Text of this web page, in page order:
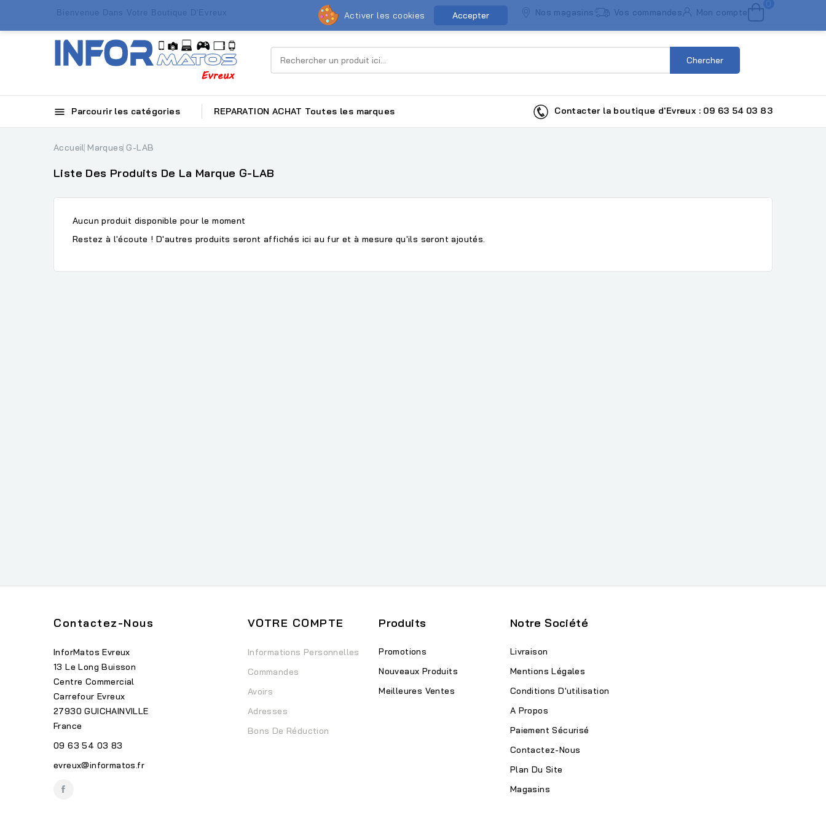
Bienvenue Dans Votre Boutique D'Evreux Nos magasins Vos commandes Mon compte
0
Chercher
 Parcourir les catégories REPARATION ACHAT Toutes les marques Contacter la boutique d'Evreux : 09 63 54 03 83
Accueil Marques G-LAB
Liste Des Produits De La Marque G-LAB
Aucun produit disponible pour le moment
Restez à l'écoute ! D'autres produits seront affichés ici au fur et à mesure qu'ils seront ajoutés.
Contactez-Nous
InforMatos Evreux
13 Le Long Buisson
Centre Commercial
Carrefour Evreux
27930 GUICHAINVILLE
France
09 63 54 03 83
evreux@informatos.fr
Activer les cookies Accepter
VOTRE COMPTE
Informations Personnelles
Commandes
Avoirs
Adresses
Bons De Réduction
Produits
Promotions
Nouveaux Produits
Meilleures Ventes
Notre Société
Livraison
Mentions Légales
Conditions D'utilisation
A Propos
Paiement Sécurisé
Contactez-Nous
Plan Du Site
Magasins